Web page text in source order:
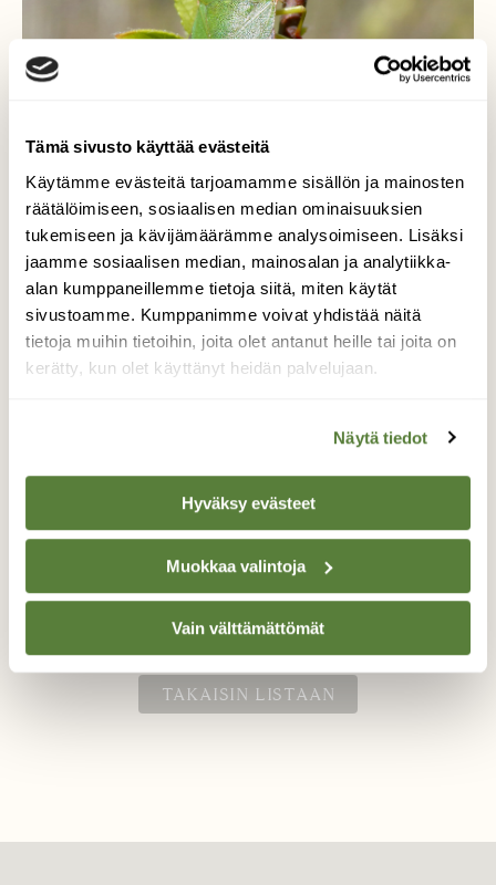
Tämä sivusto käyttää evästeitä
Käytämme evästeitä tarjoamamme sisällön ja mainosten
räätälöimiseen, sosiaalisen median ominaisuuksien
tukemiseen ja kävijämäärämme analysoimiseen. Lisäksi
jaamme sosiaalisen median, mainosalan ja analytiikka-
alan kumppaneillemme tietoja siitä, miten käytät
sivustoamme. Kumppanimme voivat yhdistää näitä
tietoja muihin tietoihin, joita olet antanut heille tai joita on
kerätty, kun olet käyttänyt heidän palvelujaan.
Näytä tiedot
Hyväksy evästeet
Muokkaa valintoja
Vain välttämättömät
Viherluteet
Viherluteilla on maanmainio suojaväri.
Valokuvaaja: Liisa Niiva-Korpela, Lappeenranta
10.5.2025
TAKAISIN LISTAAN